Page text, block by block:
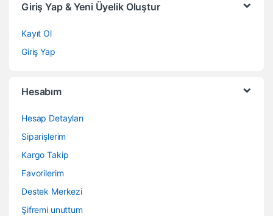
Giriş Yap & Yeni Üyelik Oluştur
Kayıt Ol
Giriş Yap
Hesabım
Hesap Detayları
Siparişlerim
Kargo Takip
Favorilerim
Destek Merkezi
Şifremi unuttum